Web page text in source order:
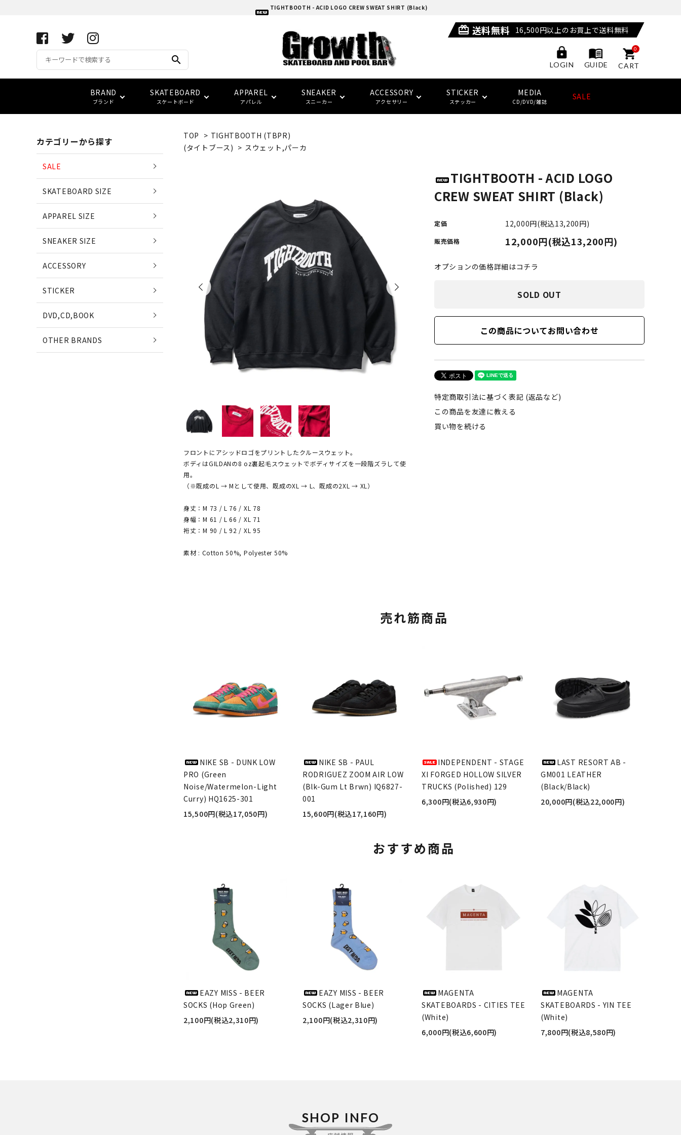
TIGHTBOOTH - ACID LOGO CREW SWEAT SHIRT (Black)
search
card_giftcard 送料無料 16,500円以上のお買上で送料無料
LOGIN GUIDE
0
CART
BRAND
ブランド
APRIL SKATEBOARDS
EAZY MISS
EDGLRD
(エッジ・ロード)
(ハードボディ)
FUCKING AWESOME
(ファッキンオーサム)
KING SKATEBOARDS
(キングスケートボード)
POLAR SKATE CO
(ポーラースケートカンパニー)
LIMOSINE SKATEBOSRDS
(リムジン スケートボード)
(クウォータースナックス)
EVISEN SKATEBOARDS
(エビセン・スケートボード)
HOCKEY SKATEBOARDS
(ホッケー・スケートボード)
(マゼンタ・スケートボード)
SLD SKATEBOARDS
(エスエルディー)
(タイトブース)
adidas skateboarding
NEW BALANCE NUMERIC
Growth
(グロース)
SKATEBOARD
スケートボード
コンプリート(完成品) スケートボードデッキ
ベアリング デッキテープ 子供用スケートボード・ギア
セーフティーギア
APPAREL
アパレル
アパレル サイズ別一覧 Tシャツ
スウェット ソックス
SNEAKER
スニーカー
サイズ検索 adidas skatebording
vans LAST RESORT AB NEW BALANCE NUMERIC
インソール
ACCESSORY
アクセサリー
キーホルダー ウォレット/ポーチ
ベルト グローブ/マフラー クージー
ピンバッジ
STICKER
ステッカー
FUCKING AWESOME HOCKEY
その他
MEDIA
CD/DVD/雑誌 SALE
TOP > TIGHTBOOTH (TBPR)
(タイトブース) > スウェット,パーカ
フロントにアシッドロゴをプリントしたクルースウェット。
ボディはGILDANの8 oz裏起毛スウェットでボディサイズを一段階ズラして使
用。
（※既成のL → Mとして使用、既成のXL → L、既成の2XL → XL）
身丈：M 73 / L 76 / XL 78
身幅：M 61 / L 66 / XL 71
裄丈：M 90 / L 92 / XL 95
素材 : Cotton 50%, Polyester 50%
TIGHTBOOTH - ACID LOGO
CREW SWEAT SHIRT (Black)
定価 12,000円(税込13,200円)
販売価格 12,000円(税込13,200円)
オプションの価格詳細はコチラ
SOLD OUT
この商品についてお問い合わせ
特定商取引法に基づく表記 (返品など)
この商品を友達に教える
買い物を続ける
売れ筋商品
NIKE SB - DUNK LOW
PRO (Green
Noise/Watermelon-Light
Curry) HQ1625-301
15,500円(税込17,050円)
NIKE SB - PAUL
RODRIGUEZ ZOOM AIR LOW
(Blk-Gum Lt Brwn) IQ6827-
001
15,600円(税込17,160円)
INDEPENDENT - STAGE
XI FORGED HOLLOW SILVER
TRUCKS (Polished) 129
6,300円(税込6,930円)
LAST RESORT AB -
GM001 LEATHER
(Black/Black)
20,000円(税込22,000円)
おすすめ商品
EAZY MISS - BEER
SOCKS (Hop Green)
2,100円(税込2,310円)
EAZY MISS - BEER
SOCKS (Lager Blue)
2,100円(税込2,310円)
MAGENTA
SKATEBOARDS - CITIES TEE
(White)
6,000円(税込6,600円)
MAGENTA
SKATEBOARDS - YIN TEE
(White)
7,800円(税込8,580円)
カテゴリーから探す
SALE
SKATEBOARD SIZE
APPAREL SIZE
SNEAKER SIZE
ACCESSORY
STICKER
DVD,CD,BOOK
OTHER BRANDS
SHOP INFO